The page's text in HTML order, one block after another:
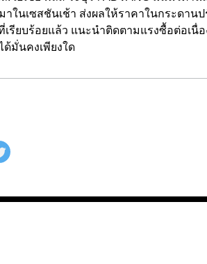
าในเซสชันเช้า ส่งผลให้ราคาในกระดา
เรียบร้อยแล้ว แนะนำติดตามแรงซื้อต่อเนื่
ด้มั่นคงเพียงใด